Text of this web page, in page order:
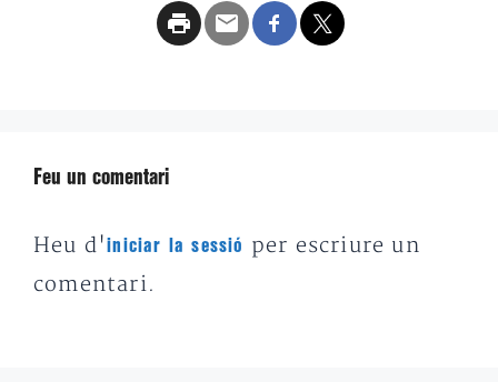
Feu un comentari
Heu d'iniciar la sessió
per escriure un
comentari.